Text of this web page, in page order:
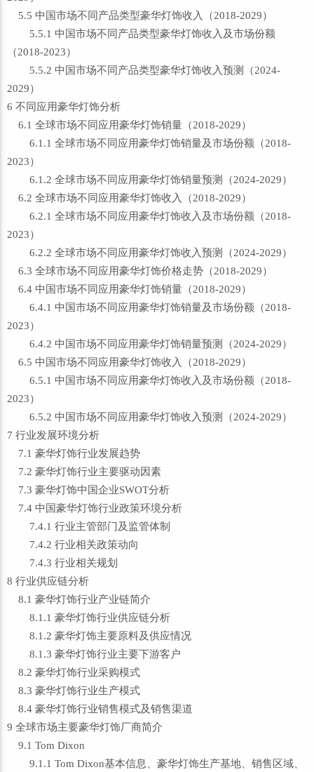
5.5 中国市场不同产品类型豪华灯饰收入（2018-2029）
5.5.1 中国市场不同产品类型豪华灯饰收入及市场份额
（2018-2023）
5.5.2 中国市场不同产品类型豪华灯饰收入预测（2024-
2029）
6 不同应用豪华灯饰分析
6.1 全球市场不同应用豪华灯饰销量（2018-2029）
6.1.1 全球市场不同应用豪华灯饰销量及市场份额（2018-
2023）
6.1.2 全球市场不同应用豪华灯饰销量预测（2024-2029）
6.2 全球市场不同应用豪华灯饰收入（2018-2029）
6.2.1 全球市场不同应用豪华灯饰收入及市场份额（2018-
2023）
6.2.2 全球市场不同应用豪华灯饰收入预测（2024-2029）
6.3 全球市场不同应用豪华灯饰价格走势（2018-2029）
6.4 中国市场不同应用豪华灯饰销量（2018-2029）
6.4.1 中国市场不同应用豪华灯饰销量及市场份额（2018-
2023）
6.4.2 中国市场不同应用豪华灯饰销量预测（2024-2029）
6.5 中国市场不同应用豪华灯饰收入（2018-2029）
6.5.1 中国市场不同应用豪华灯饰收入及市场份额（2018-
2023）
6.5.2 中国市场不同应用豪华灯饰收入预测（2024-2029）
7 行业发展环境分析
7.1 豪华灯饰行业发展趋势
7.2 豪华灯饰行业主要驱动因素
7.3 豪华灯饰中国企业SWOT分析
7.4 中国豪华灯饰行业政策环境分析
7.4.1 行业主管部门及监管体制
7.4.2 行业相关政策动向
7.4.3 行业相关规划
8 行业供应链分析
8.1 豪华灯饰行业产业链简介
8.1.1 豪华灯饰行业供应链分析
8.1.2 豪华灯饰主要原料及供应情况
8.1.3 豪华灯饰行业主要下游客户
8.2 豪华灯饰行业采购模式
8.3 豪华灯饰行业生产模式
8.4 豪华灯饰行业销售模式及销售渠道
9 全球市场主要豪华灯饰厂商简介
9.1 Tom Dixon
9.1.1 Tom Dixon基本信息、豪华灯饰生产基地、销售区域、